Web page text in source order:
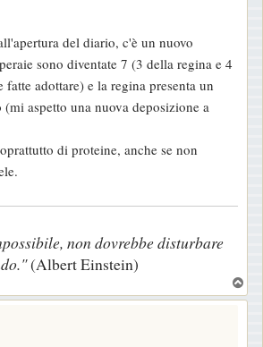
del diario, c'è un nuovo
sono diventate 7 (3 della regina e 4
adottare) e la regina presenta un
aspetto una nuova deposizione a
di proteine, anche se non
non dovrebbe disturbare
(Albert Einstein)
o